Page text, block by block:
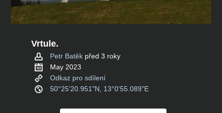
Vrtule.
Petr Batěk před 3 roky
May 2023
Odkaz pro sdílení
50°25'20.951"N, 13°0'55.089"E